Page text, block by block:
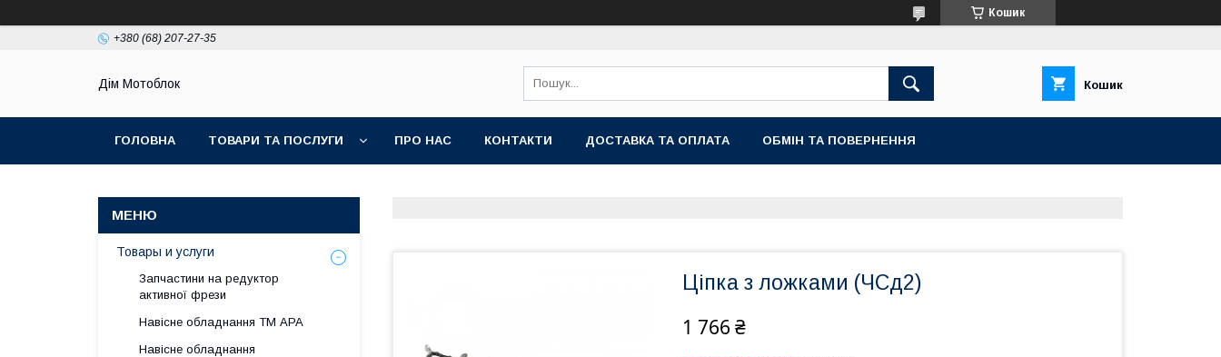
Кошик
+380 (68) 207-27-35
Дім Мотоблок Кошик
ГОЛОВНА ТОВАРИ ТА ПОСЛУГИ ПРО НАС КОНТАКТИ ДОСТАВКА ТА ОПЛАТА ОБМІН ТА ПОВЕРНЕННЯ
Ціпка з ложками (ЧСд2)
1 766 ₴
Товары и услуги
Запчастини на редуктор
активної фрези
Навісне обладнання ТМ АРА
Навісне обладнання